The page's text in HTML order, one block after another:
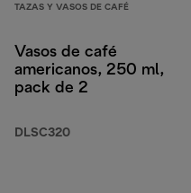
TAZAS Y VASOS DE CAFÉ
Vasos de café
americanos, 250 ml,
pack de 2
DLSC320